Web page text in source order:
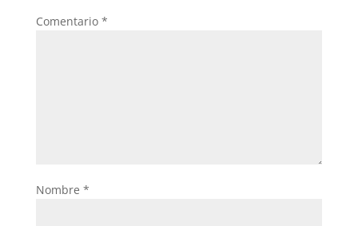
Comentario *
Nombre *